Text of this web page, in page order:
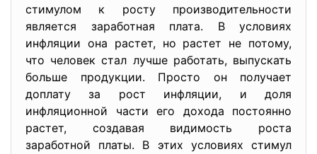
стимулом к росту производительности
является заработная плата. В условиях
инфляции она растет, но растет не потому,
что человек стал лучше работать, выпускать
больше продукции. Просто он получает
доплату за рост инфляции, и доля
инфляционной части его дохода постоянно
растет, создавая видимость роста
заработной платы. В этих условиях стимул